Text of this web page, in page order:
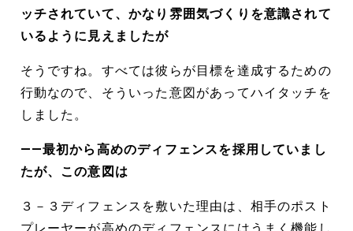
ッチされていて、かなり雰囲気づくりを意識されて
いるように見えましたが
そうですね。すべては彼らが目標を達成するための
行動なので、そういった意図があってハイタッチを
しました。
――最初から高めのディフェンスを採用していまし
たが、この意図は
３－３ディフェンスを敷いた理由は、相手のポスト